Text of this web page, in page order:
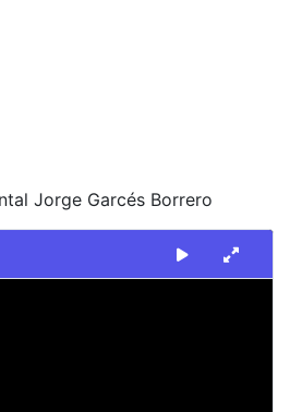
Jorge Garcés Borrero